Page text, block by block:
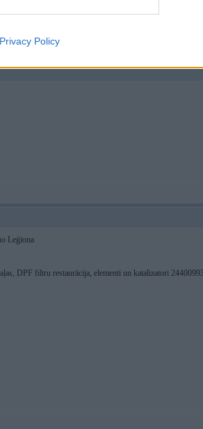
Privacy Policy
dzīvošanā nekādas, tik ūūdens uzputots pamatīgi. Tad
Leģiona
DPF filtru restaurācija, elementi un katalizatori